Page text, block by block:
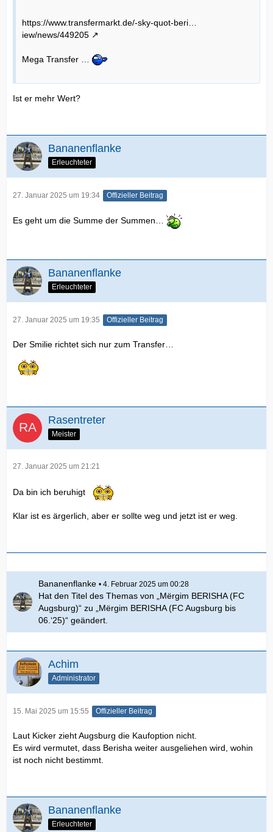
https://www.transfermarkt.de/-sky-quot-beri…
iew/news/449205
Mega Transfer …
Ist er mehr Wert?
Bananenflanke
Erleuchteter
27. Januar 2025 um 19:34 Offizieller Beitrag
Es geht um die Summe der Summen…
Bananenflanke
Erleuchteter
27. Januar 2025 um 19:35 Offizieller Beitrag
Der Smilie richtet sich nur zum Transfer…
Rasentreter
Meister
27. Januar 2025 um 21:21
Da bin ich beruhigt
Klar ist es ärgerlich, aber er sollte weg und jetzt ist er weg.
Bananenflanke 4. Februar 2025 um 00:28
Hat den Titel des Themas von „Mërgim BERISHA (FC
Augsburg)“ zu „Mërgim BERISHA (FC Augsburg bis
06.‘25)“ geändert.
Achim
Administrator
15. Mai 2025 um 15:55 Offizieller Beitrag
Laut Kicker zieht Augsburg die Kaufoption nicht.
Es wird vermutet, dass Berisha weiter ausgeliehen wird, wohin
ist noch nicht bestimmt.
Bananenflanke
Erleuchteter